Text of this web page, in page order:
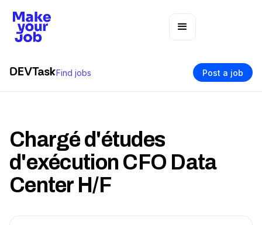
Find jobs Post a job
Chargé d'études
d'exécution CFO Data
Center H/F